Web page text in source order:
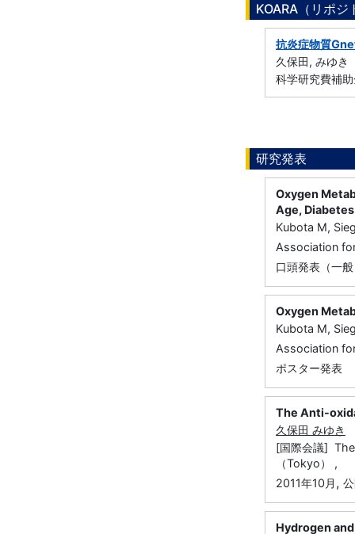
KOARA（リポ
抗炎症物質
久保田, みゆき
科学研究費補
研究発表
Oxygen
Age,
Kubota M,
Association
口頭発表（一
Oxygen
Kubota M,
Association
ポスター発表
The Anti-
久保田 みゆき
[国際会議]
（Tokyo） ,
2011年10月 ,
Hydrogen